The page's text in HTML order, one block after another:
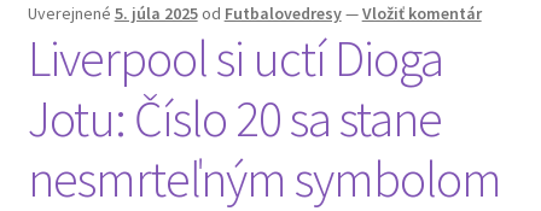
Uverejnené 5. júla 2025od Futbalovedresy—Vložiť komentár
Liverpool si uctí Dioga
Jotu: Číslo 20 sa stane
nesmrteľným symbolom